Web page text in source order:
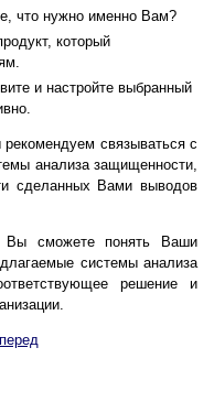
что нужно именно Вам?
который
и настройте выбранный
связываться с
анализа защищенности,
сделанных Вами выводов
Вы сможете понять Ваши
системы анализа
решение и